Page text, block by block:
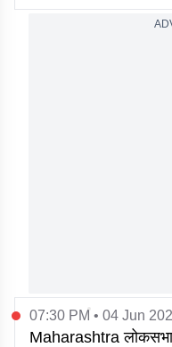
07:30 PM • 04 Jun
Maharashtra लोकसभा